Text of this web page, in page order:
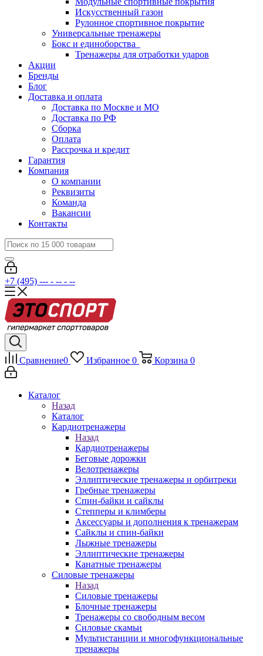
Искусственный газон
Рулонное спортивное покрытие
Универсальные тренажеры
Бокс и единоборства
Тренажеры для отработки ударов
Акции
Бренды
Блог
Доставка и оплата
Доставка по Москве и МО
Доставка по РФ
Сборка
Оплата
Рассрочка и кредит
Гарантия
Компания
О компании
Реквизиты
Команда
Вакансии
Контакты
+7 (495) --- - -- - --
Сравнение0 Избранное 0 Корзина 0
Каталог
Назад
Каталог
Кардиотренажеры
Назад
Кардиотренажеры
Беговые дорожки
Велотренажеры
Эллиптические тренажеры и орбитреки
Гребные тренажеры
Спин-байки и сайклы
Степперы и климберы
Аксессуары и дополнения к тренажерам
Сайклы и спин-байки
Лыжные тренажеры
Эллиптические тренажеры
Канатные тренажеры
Силовые тренажеры
Назад
Силовые тренажеры
Блочные тренажеры
Тренажеры со свободным весом
Силовые скамьи
Мультистанции и многофункциональные
тренажеры